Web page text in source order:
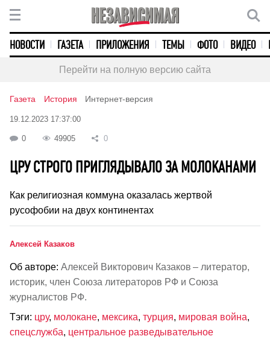
НОВОСТИ ГАЗЕТА ПРИЛОЖЕНИЯ ТЕМЫ ФОТО ВИДЕО
Перейти на полную версию сайта
Газета История Интернет-версия
19.12.2023 17:37:00
0 49905 0
ЦРУ СТРОГО ПРИГЛЯДЫВАЛО ЗА МОЛОКАНАМИ
Как религиозная коммуна оказалась жертвой
русофобии на двух континентах
Алексей Казаков
Об авторе: Алексей Викторович Казаков – литератор,
историк, член Союза литераторов РФ и Союза
журналистов РФ.
Тэги: цру, молокане, мексика, турция, мировая война,
спецслужба, центральное разведывательное